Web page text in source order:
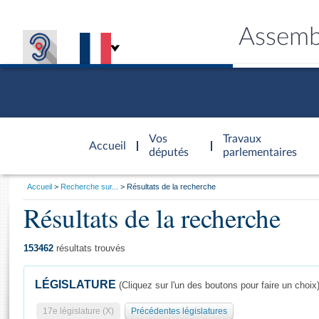
Accueil
d'accueil
Vos
députés
Travaux
parlementaires
Général
Vous
Accueil Recherche sur... Résultats de la recherche
Résultats de la recherche
153462 résultats trouvés
LÉGISLATURE (Cliquez sur l'un des boutons pour faire un choix)
17e législature (X) Précédentes législatures